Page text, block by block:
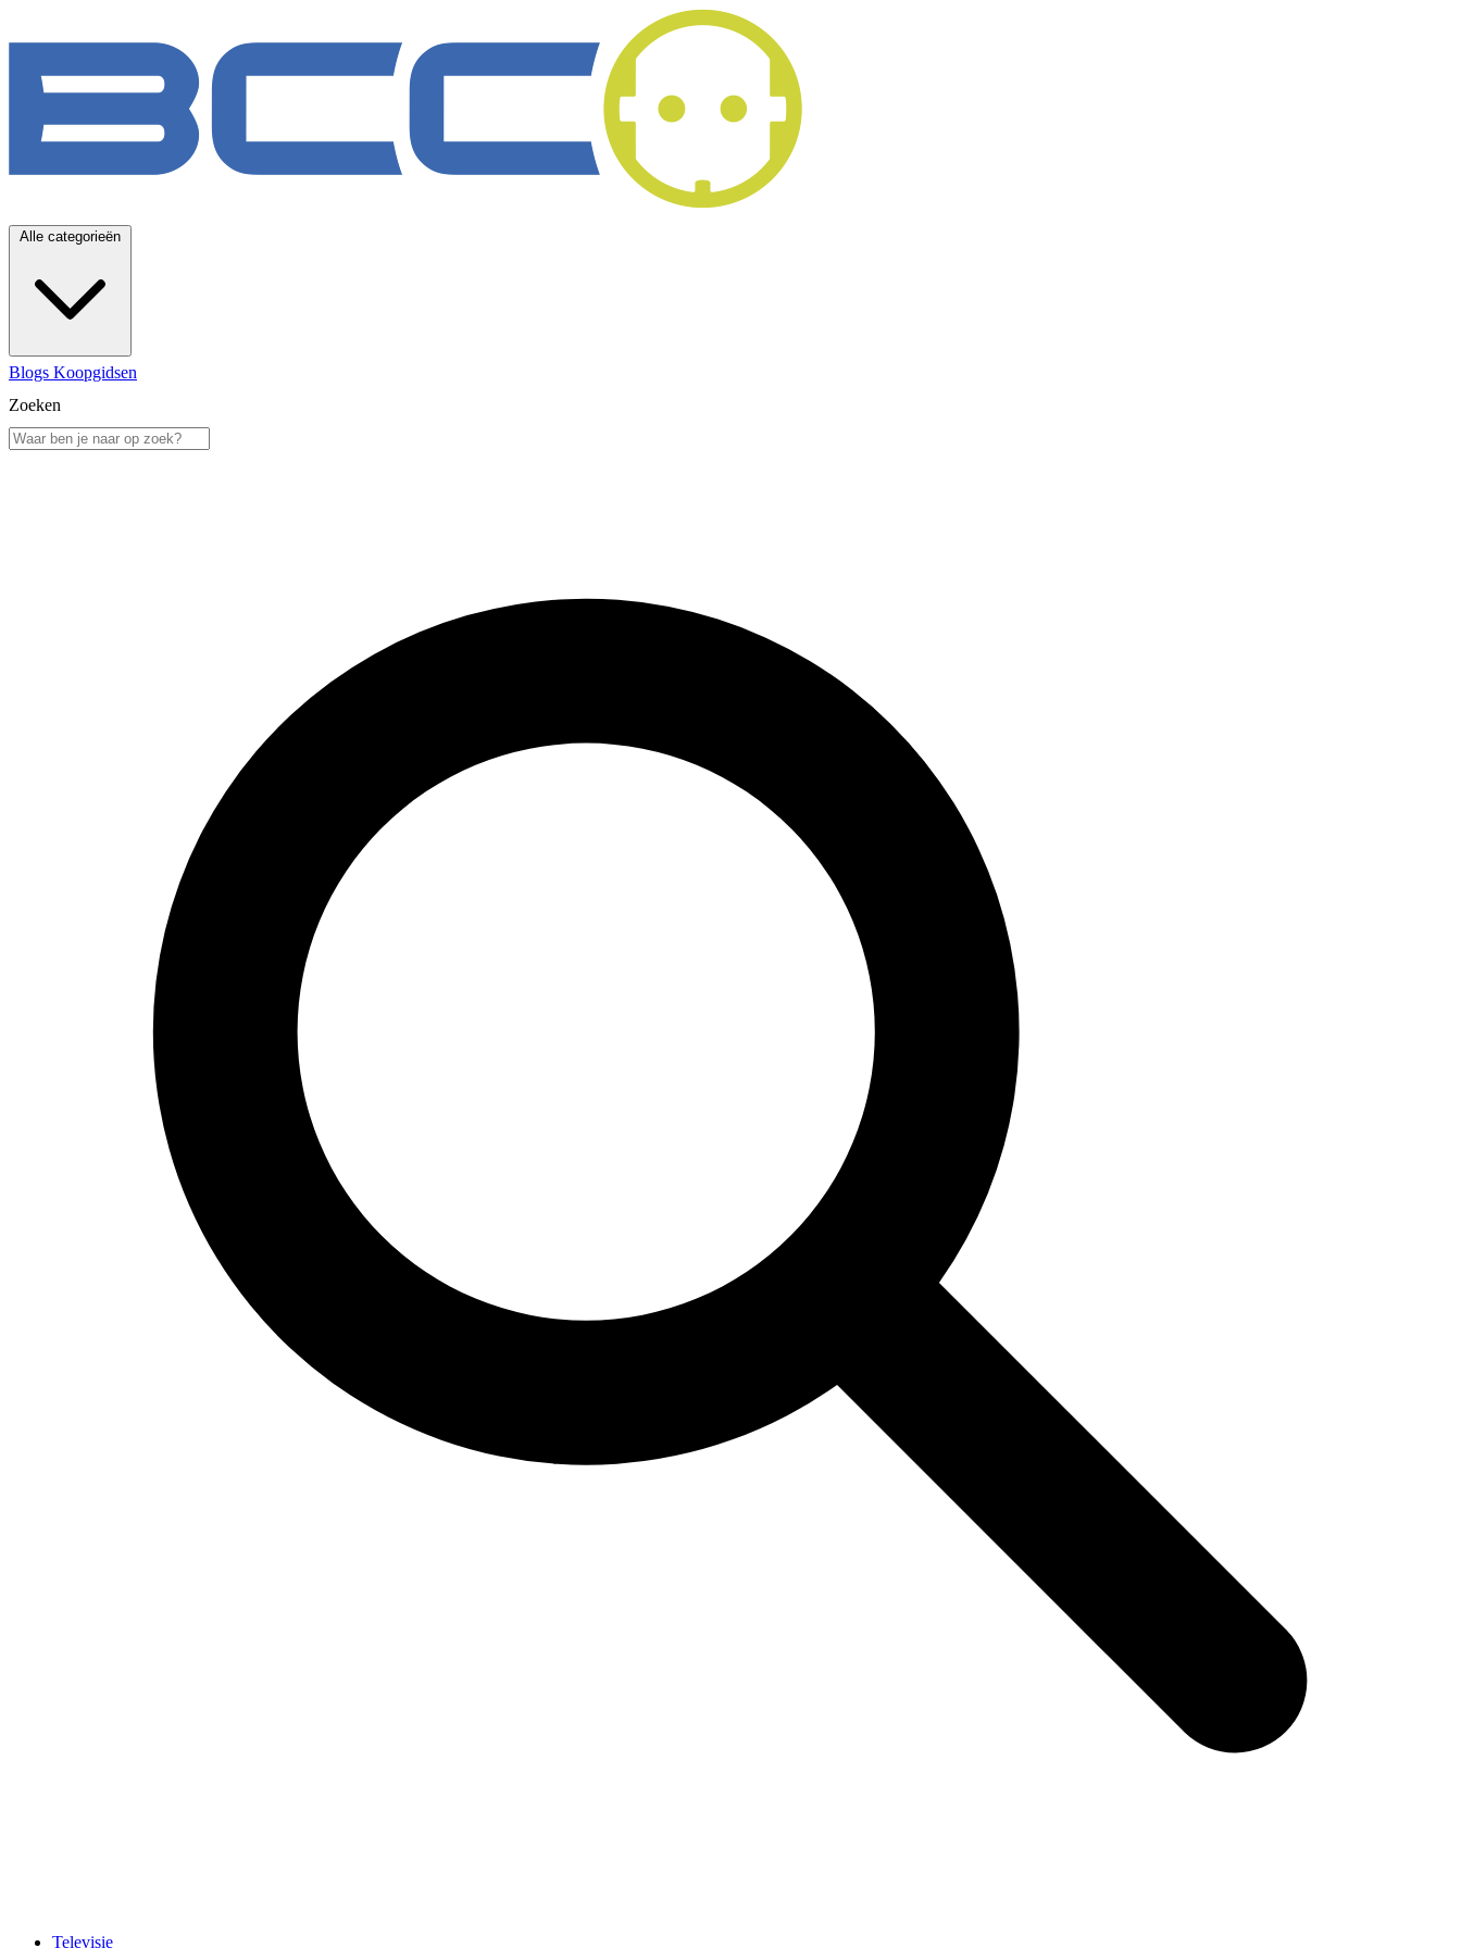
Alle categorieën
Blogs Koopgidsen
Zoeken
Televisie